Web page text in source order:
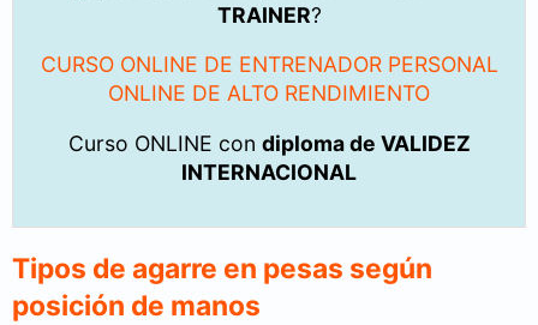
TRAINER?
CURSO ONLINE DE ENTRENADOR PERSONAL
ONLINE DE ALTO RENDIMIENTO
Curso ONLINE con diploma de VALIDEZ
INTERNACIONAL
Tipos de agarre en pesas según
posición de manos